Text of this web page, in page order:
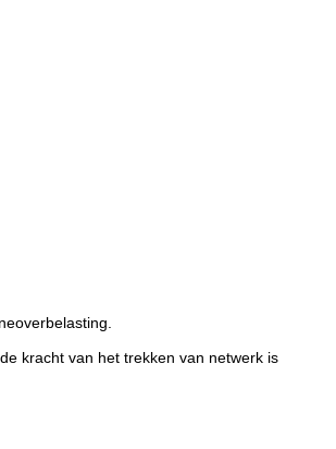
kracht van het trekken van netwerk is